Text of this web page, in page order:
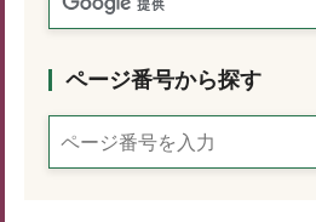
ページ番号から探す